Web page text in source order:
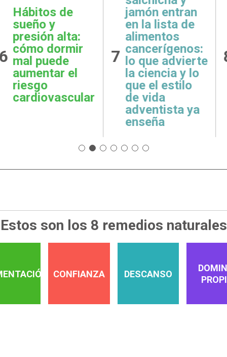
entran
de
advierte
y lo
estilo
ya
8
realistas:
cómo definir
objetivos
posibles y
cuidar la salud
emocional
9
qué
la
Estos son los 8 remedios naturales
CONFIANZA DESCANSO